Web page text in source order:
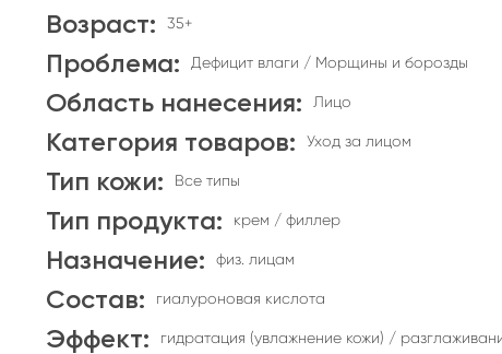
Возраст: 35+
Проблема: Дефицит влаги / Морщины и борозды
Область нанесения: Лицо
Категория товаров: Уход за лицом
Тип кожи: Все типы
Тип продукта: крем / филлер
Назначение: физ. лицам
Состав: гиалуроновая кислота
Эффект: гидратация (увлажнение кожи) /